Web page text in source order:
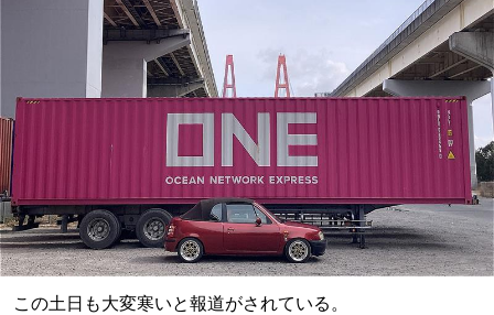
この土日も大変寒いと報道がされている。